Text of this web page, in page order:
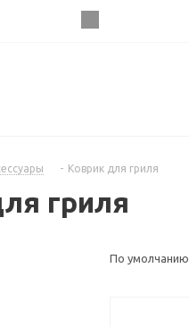
- Коврик для гриля
гриля
По умолчанию